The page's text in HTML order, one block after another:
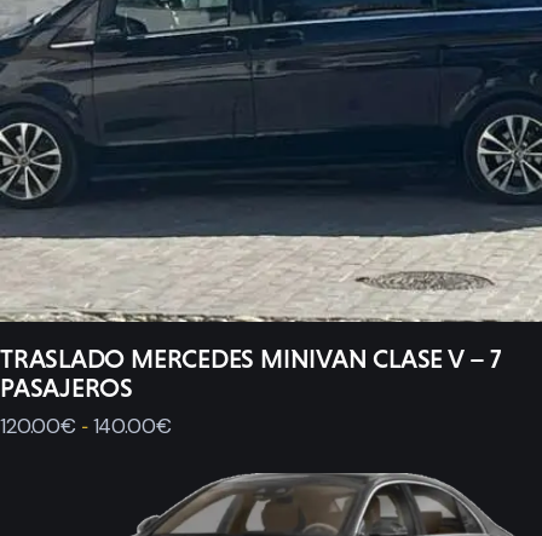
TRASLADO MERCEDES MINIVAN CLASE V – 7
PASAJEROS
120.00€ - 140.00€